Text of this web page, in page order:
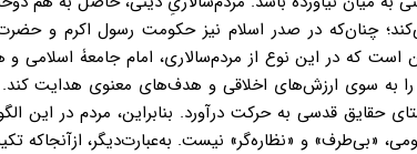
چنان‌که در صدر اسلام نیز حکومت رسول اکرم و
است که در این نوع از مردم‌سالاری، امام جامعۀ
به سوی ارزش‌های اخلاقی و هدف‌های معنوی هدایت
حقایق قدسی به حرکت درآورد. بنابراین، مردم در این
«بی‌طرف» و «نظاره‌گر» نیست. به‌عبارت‌دیگر، ازآنجاکه